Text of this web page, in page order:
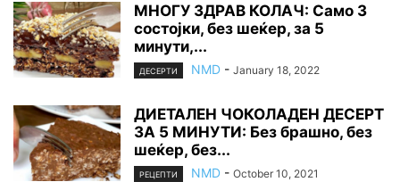
МНОГУ ЗДРАВ КОЛАЧ: Само 3
состојки, без шеќер, за 5
минути,...
ДЕСЕРТИ NMD - January 18, 2022
ДИЕТАЛЕН ЧОКОЛАДЕН ДЕСЕРТ
ЗА 5 МИНУТИ: Без брашно, без
шеќер, без...
РЕЦЕПТИ NMD - October 10, 2021